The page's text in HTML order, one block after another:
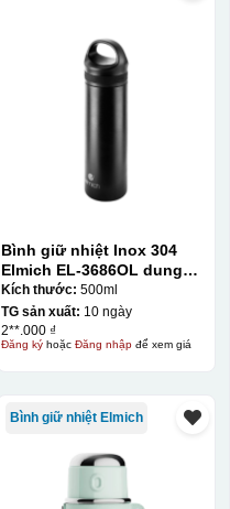
Bình giữ nhiệt Inox 304
Elmich EL-3686OL dung
tích 500ml
Kích thước: 500ml
TG sản xuất: 10 ngày
2**.000 ₫
Đăng kýhoặc Đăng nhậpđể xem giá
Bình giữ nhiệt Elmich